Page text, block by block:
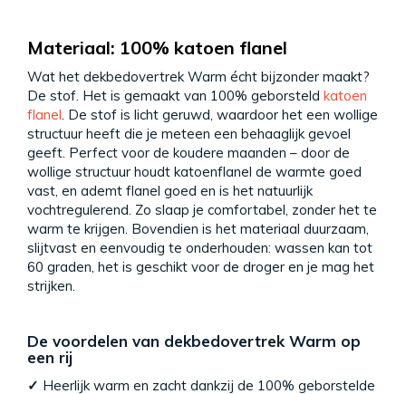
Materiaal: 100% katoen flanel
Wat het dekbedovertrek Warm écht bijzonder maakt?
De stof. Het is gemaakt van 100% geborsteld katoen
flanel. De stof is licht geruwd, waardoor het een wollige
structuur heeft die je meteen een behaaglijk gevoel
geeft. Perfect voor de koudere maanden – door de
wollige structuur houdt katoenflanel de warmte goed
vast, en ademt flanel goed en is het natuurlijk
vochtregulerend. Zo slaap je comfortabel, zonder het te
warm te krijgen. Bovendien is het materiaal duurzaam,
slijtvast en eenvoudig te onderhouden: wassen kan tot
60 graden, het is geschikt voor de droger en je mag het
strijken.
De voordelen van dekbedovertrek Warm op
een rij
✓ Heerlijk warm en zacht dankzij de 100% geborstelde